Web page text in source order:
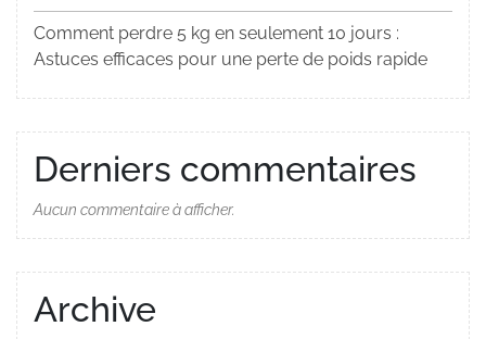
Comment perdre 5 kg en seulement 10 jours :
Astuces efficaces pour une perte de poids rapide
Derniers commentaires
Aucun commentaire à afficher.
Archive